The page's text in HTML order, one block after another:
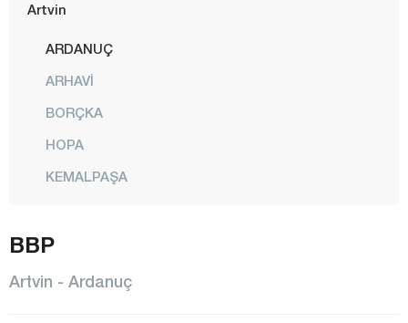
Artvin
ARDANUÇ
ARHAVİ
BORÇKA
HOPA
KEMALPAŞA
MURGUL
ŞAVŞAT
BBP
Artvin - Ardanuç